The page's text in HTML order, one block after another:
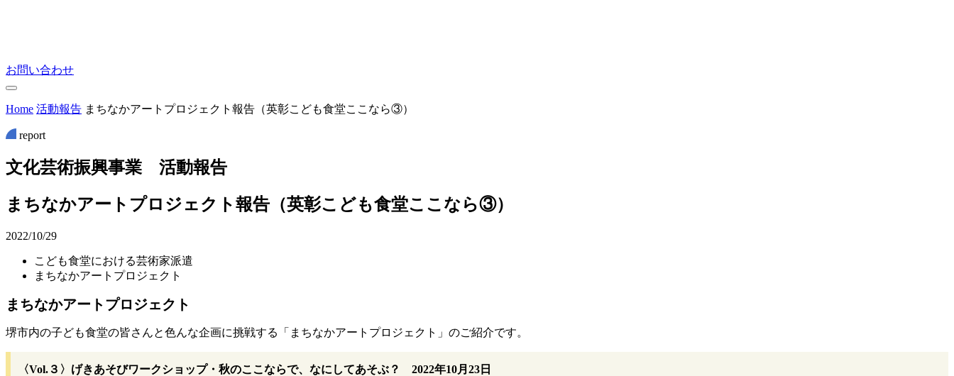
お問い合わせ
Home 活動報告 まちなかアートプロジェクト報告（英彰こども食堂ここなら③）
report
文化芸術振興事業 活動報告
まちなかアートプロジェクト報告（英彰こども食堂ここなら③）
2022/10/29
こども食堂における芸術家派遣
まちなかアートプロジェクト
まちなかアートプロジェクト
堺市内の子ども食堂の皆さんと色んな企画に挑戦する「まちなかアートプロジェクト」のご紹介です。
〈Vol.３〉げきあそびワークショップ・秋のここならで、なにしてあそぶ？ 2022年10月23日